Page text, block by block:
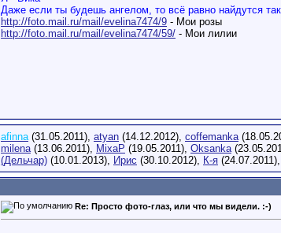
Даже если ты будешь ангелом, то всё равно найдутся
http://foto.mail.ru/mail/evelina7474/9 - Мои розы
http://foto.mail.ru/mail/evelina7474/59/ - Мои лилии
afinna(31.05.2011), atyan (14.12.2012), coffemanka
milena(13.06.2011), MixaP (19.05.2011), Oksanka
(Дельчар) (10.01.2013), Ирис (30.10.2012), К-я (24.07.2011),
Re: Просто фото-глаз, или что мы видели. :-)